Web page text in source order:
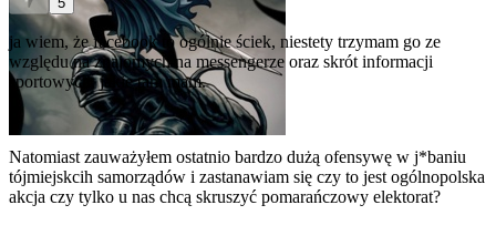
ja wiem, że facebook to ogólnie ściek, niestety trzymam go ze
względu na znajomych na messengerze oraz skrót informacji
sportowych, jakie tam mam.
Natomiast zauważyłem ostatnio bardzo dużą ofensywę w j*baniu
tójmiejskcih samorządów i zastanawiam się czy to jest ogólnopolska
akcja czy tylko u nas chcą skruszyć pomarańczowy elektorat?